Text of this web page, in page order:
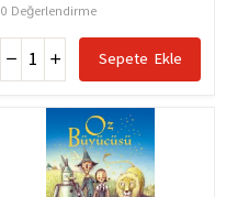
0 Değerlendirme
Sepete Ekle